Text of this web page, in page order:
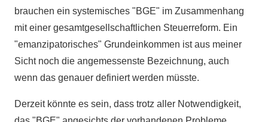
brauchen ein systemisches "BGE" im Zusammenhang
mit einer gesamtgesellschaftlichen Steuerreform. Ein
"emanzipatorisches" Grundeinkommen ist aus meiner
Sicht noch die angemessenste Bezeichnung, auch
wenn das genauer definiert werden müsste.
Derzeit könnte es sein, dass trotz aller Notwendigkeit,